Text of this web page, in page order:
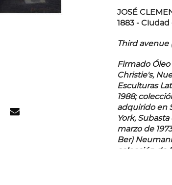
JOSÉ
1883 - Ciudad
Third avenue
Firmado
Christie's,
Esculturas
1988;
adquirido en
York,
marzo de
Ber)
colección de